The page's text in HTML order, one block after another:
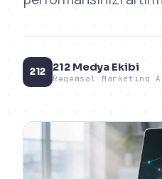
212 212 Medya Ekibi
Rəqəmsal Marketinq